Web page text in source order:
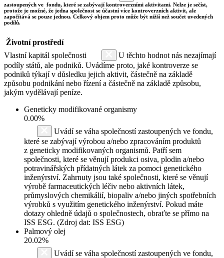
zastoupených ve fondu, které se zabývají kontroverzními aktivitami. Nelze je sečíst,
protože je možné, že jedna společnost se účastní více kontroverzních aktivit, ale
započítává se pouze jednou. Celkový objem proto může být nižší než součet uvedených
podílů.
Životní prostředí
Vlastní kapitál společnosti
U těchto hodnot nás nezajímají
podíly států, ale podniků. Uvádíme proto, jaké kontroverze se
podniků týkají v důsledku jejich aktivit, částečně na základě
způsobu podnikání nebo řízení a částečně na základě způsobu,
jakým vydělávají peníze.
Geneticky modifikované organismy
0.00%
Uvádí se váha společností zastoupených ve fondu,
které se zabývají výrobou a/nebo zpracováním produktů
z geneticky modifikovaných organismů. Patří sem
společnosti, které se věnují produkci osiva, plodin a/nebo
potravinářských přídatných látek za pomoci genetického
inženýrství. Zahrnuty jsou také společnosti, které se věnují
výrobě farmaceutických léčiv nebo aktivních látek,
průmyslových chemikálií, biopaliv a/nebo jiných spotřebních
výrobků s využitím genetického inženýrství. Pokud máte
dotazy ohledně údajů o společnostech, obraťte se přímo na
ISS ESG. (Zdroj dat: ISS ESG)
Palmový olej
20.02%
Uvádí se váha společností zastoupených ve fondu,